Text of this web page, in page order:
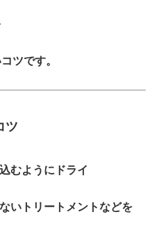
ツです。
ツ
むようにドライ
いトリートメントなどを